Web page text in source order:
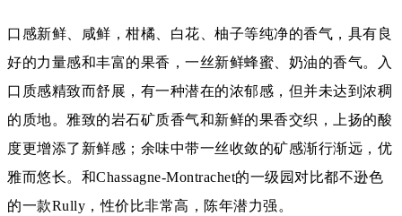
口感新鲜、咸鲜，柑橘、白花、柚子等纯净的香气，具有良
好的力量感和丰富的果香，一丝新鲜蜂蜜、奶油的香气。入
口质感精致而舒展，有一种潜在的浓郁感，但并未达到浓稠
的质地。雅致的岩石矿质香气和新鲜的果香交织，上扬的酸
度更增添了新鲜感；余味中带一丝收敛的矿感渐行渐远，优
雅而悠长。和Chassagne-Montrachet的一级园对比都不逊色
的一款Rully，性价比非常高，陈年潜力强。